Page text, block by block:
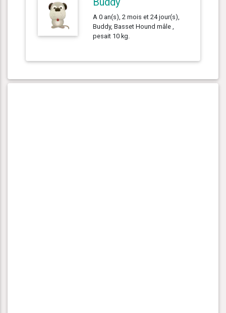
A 0 an(s), 2 mois et 24 jour(s),
Buddy, Basset Hound mâle ,
pesait 10 kg.